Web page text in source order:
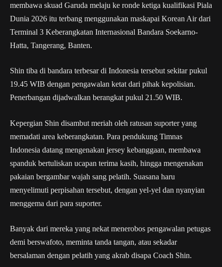
membawa skuad Garuda melaju ke ronde ketiga kualifikasi Piala
Dunia 2026 itu terbang menggunakan maskapai Korean Air dari
Terminal 3 Keberangkatan Internasional Bandara Soekarno-
Hatta, Tangerang, Banten.
Shin tiba di bandara terbesar di Indonesia tersebut sekitar pukul
19.45 WIB dengan pengawalan ketat dari pihak kepolisian.
Penerbangan dijadwalkan berangkat pukul 21.50 WIB.
Kepergian Shin disambut meriah oleh ratusan suporter yang
memadati area keberangkatan. Para pendukung Timnas
Indonesia datang mengenakan jersey kebanggaan, membawa
spanduk bertuliskan ucapan terima kasih, hingga mengenakan
pakaian bergambar wajah sang pelatih. Suasana haru
menyelimuti perpisahan tersebut, dengan yel-yel dan nyanyian
menggema dari para suporter.
Banyak dari mereka yang nekat menerobos pengawalan petugas
demi berswafoto, meminta tanda tangan, atau sekadar
bersalaman dengan pelatih yang akrab disapa Coach Shin.